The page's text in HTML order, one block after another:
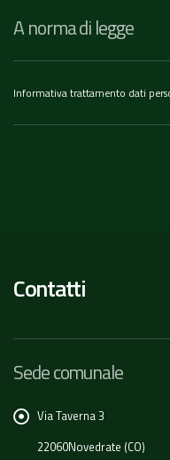
A norma di legge
Informativa trattamento dati
Contatti
Sede comunale
Via Taverna 3
22060Novedrate (CO)